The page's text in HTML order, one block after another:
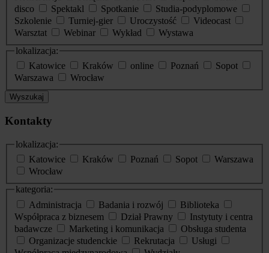
disco
Spektakl Spotkanie
Studia-podyplomowe
Szkolenie
Turniej-gier Uroczystość
Videocast
Warsztat
Webinar Wykład
Wystawa
lokalizacja:
Katowice
Kraków online Poznań
Sopot
Warszawa
Wrocław
Wyszukaj
Kontakty
lokalizacja:
Katowice
Kraków Poznań Sopot
Warszawa
Wrocław
kategoria:
Administracja
Badania i rozwój
Biblioteka
Współpraca z biznesem
Dział Prawny
Instytuty i centra
badawcze
Marketing i komunikacja
Obsługa studenta
Organizacje studenckie
Rekrutacja
Usługi